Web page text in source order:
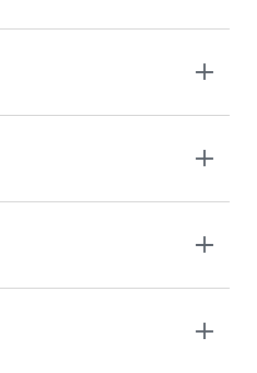
リーズ
新品買取価格
取価格はこちら